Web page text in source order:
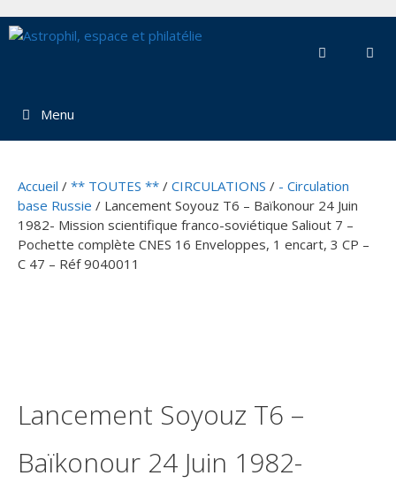
au
Menu
Accueil / ** TOUTES ** / CIRCULATIONS / - Circulation
base Russie / Lancement Soyouz T6 – Baïkonour 24 Juin
1982- Mission scientifique franco-soviétique Saliout 7 –
Pochette complète CNES 16 Enveloppes, 1 encart, 3 CP –
C 47 – Réf 9040011
Lancement Soyouz T6 –
Baïkonour 24 Juin 1982-